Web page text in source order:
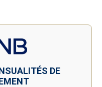
DE